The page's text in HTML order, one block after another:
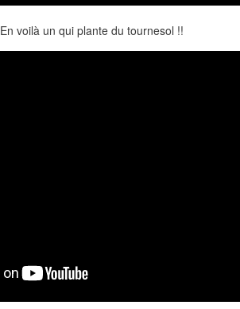
En voilà un qui plante du tournesol !!